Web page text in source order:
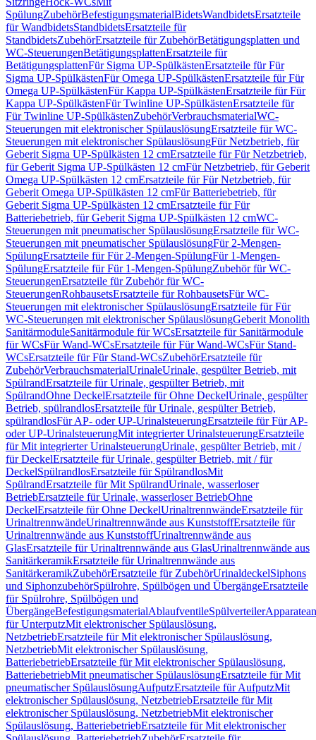
SpülungZubehörBefestigungsmaterialBidetsWandbidetsErsatzteile
für WandbidetsStandbidetsErsatzteile für
StandbidetsZubehörErsatzteile für ZubehörBetätigungsplatten und
WC-SteuerungenBetätigungsplattenErsatzteile für
BetätigungsplattenFür Sigma UP-SpülkästenErsatzteile für Für
Sigma UP-SpülkästenFür Omega UP-SpülkästenErsatzteile für Für
Omega UP-SpülkästenFür Kappa UP-SpülkästenErsatzteile für Für
Kappa UP-SpülkästenFür Twinline UP-SpülkästenErsatzteile für
Für Twinline UP-SpülkästenZubehörVerbrauchsmaterialWC-
Steuerungen mit elektronischer SpülauslösungErsatzteile für WC-
Steuerungen mit elektronischer SpülauslösungFür Netzbetrieb, für
Geberit Sigma UP-Spülkästen 12 cmErsatzteile für Für Netzbetrieb,
für Geberit Sigma UP-Spülkästen 12 cmFür Netzbetrieb, für Geberit
Omega UP-Spülkästen 12 cmErsatzteile für Für Netzbetrieb, für
Geberit Omega UP-Spülkästen 12 cmFür Batteriebetrieb, für
Geberit Sigma UP-Spülkästen 12 cmErsatzteile für Für
Batteriebetrieb, für Geberit Sigma UP-Spülkästen 12 cmWC-
Steuerungen mit pneumatischer SpülauslösungErsatzteile für WC-
Steuerungen mit pneumatischer SpülauslösungFür 2-Mengen-
SpülungErsatzteile für Für 2-Mengen-SpülungFür 1-Mengen-
SpülungErsatzteile für Für 1-Mengen-SpülungZubehör für WC-
SteuerungenErsatzteile für Zubehör für WC-
SteuerungenRohbausetsErsatzteile für RohbausetsFür WC-
Steuerungen mit elektronischer SpülauslösungErsatzteile für Für
WC-Steuerungen mit elektronischer SpülauslösungGeberit Monolith
SanitärmoduleSanitärmodule für WCsErsatzteile für Sanitärmodule
für WCsFür Wand-WCsErsatzteile für Für Wand-WCsFür Stand-
WCsErsatzteile für Für Stand-WCsZubehörErsatzteile für
ZubehörVerbrauchsmaterialUrinaleUrinale, gespülter Betrieb, mit
SpülrandErsatzteile für Urinale, gespülter Betrieb, mit
SpülrandOhne DeckelErsatzteile für Ohne DeckelUrinale, gespülter
Betrieb, spülrandlosErsatzteile für Urinale, gespülter Betrieb,
spülrandlosFür AP- oder UP-UrinalsteuerungErsatzteile für Für AP-
oder UP-UrinalsteuerungMit integrierter UrinalsteuerungErsatzteile
für Mit integrierter UrinalsteuerungUrinale, gespülter Betrieb, mit /
für DeckelErsatzteile für Urinale, gespülter Betrieb, mit / für
DeckelSpülrandlosErsatzteile für SpülrandlosMit
SpülrandErsatzteile für Mit SpülrandUrinale, wasserloser
BetriebErsatzteile für Urinale, wasserloser BetriebOhne
DeckelErsatzteile für Ohne DeckelUrinaltrennwändeErsatzteile für
UrinaltrennwändeUrinaltrennwände aus KunststoffErsatzteile für
Urinaltrennwände aus KunststoffUrinaltrennwände aus
GlasErsatzteile für Urinaltrennwände aus GlasUrinaltrennwände aus
SanitärkeramikErsatzteile für Urinaltrennwände aus
SanitärkeramikZubehörErsatzteile für ZubehörUrinaldeckelSiphons
und SiphonzubehörSpülrohre, Spülbögen und ÜbergängeErsatzteile
für Spülrohre, Spülbögen und
ÜbergängeBefestigungsmaterialAblaufventileSpülverteiler
für UnterputzMit elektronischer Spülauslösung,
NetzbetriebErsatzteile für Mit elektronischer Spülauslösung,
NetzbetriebMit elektronischer Spülauslösung,
BatteriebetriebErsatzteile für Mit elektronischer Spülauslösung,
BatteriebetriebMit pneumatischer SpülauslösungErsatzteile für Mit
pneumatischer SpülauslösungAufputzErsatzteile für AufputzMit
elektronischer Spülauslösung, NetzbetriebErsatzteile für Mit
elektronischer Spülauslösung, NetzbetriebMit elektronischer
Spülauslösung, BatteriebetriebErsatzteile für Mit elektronischer